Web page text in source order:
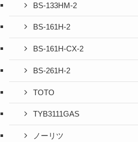
BS-133HM-2
BS-161H-2
BS-161H-CX-2
BS-261H-2
TOTO
TYB3111GAS
ノーリツ